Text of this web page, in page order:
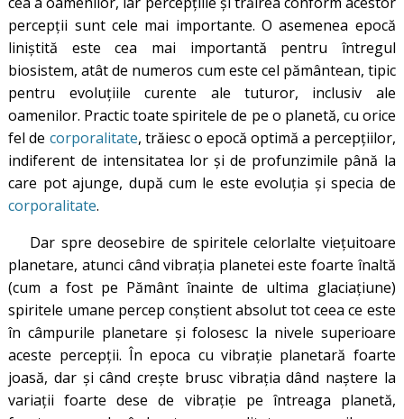
percepţii sunt cele mai importante. O asemenea epocă
liniştită este cea mai importantă pentru întregul
biosistem, atât de numeros cum este cel pământean, tipic
pentru evoluţiile curente ale tuturor, inclusiv ale
oamenilor. Practic toate spiritele de pe o planetă, cu orice
fel de corporalitate, trăiesc o epocă optimă a percepţiilor,
indiferent de intensitatea lor şi de profunzimile până la
care pot ajunge, după cum le este evoluţia şi specia de
corporalitate.
Dar spre deosebire de spiritele celorlalte vieţuitoare
planetare, atunci când vibraţia planetei este foarte înaltă
(cum a fost pe Pământ înainte de ultima glaciaţiune)
spiritele umane percep conştient absolut tot ceea ce este
în câmpurile planetare şi folosesc la nivele superioare
aceste percepţii. În epoca cu vibraţie planetară foarte
joasă, dar şi când creşte brusc vibraţia dând naştere la
variaţii foarte dese de vibraţie pe întreaga planetă,